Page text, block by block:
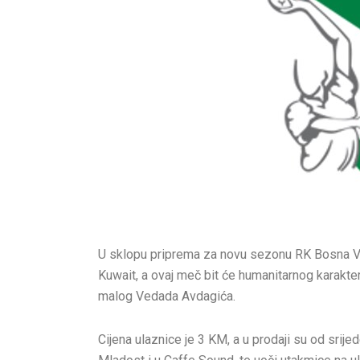
U sklopu priprema za novu sezonu RK Bosna
Kuwait, a ovaj meč bit će humanitarnog
malog Vedada Avdagića.
Cijena ulaznice je 3 KM, a u prodaji su od